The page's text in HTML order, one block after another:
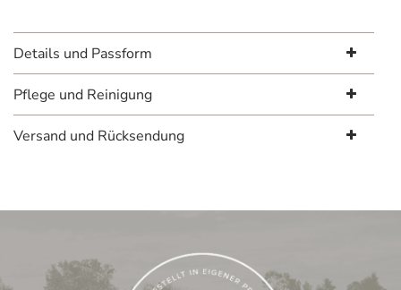
Details und Passform
Pflege und Reinigung
Versand und Rücksendung